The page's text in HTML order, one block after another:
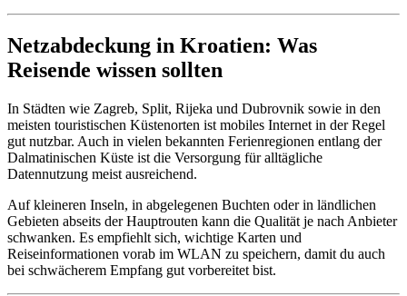
Netzabdeckung in Kroatien: Was
Reisende wissen sollten
In Städten wie Zagreb, Split, Rijeka und Dubrovnik sowie in den
meisten touristischen Küstenorten ist mobiles Internet in der Regel
gut nutzbar. Auch in vielen bekannten Ferienregionen entlang der
Dalmatinischen Küste ist die Versorgung für alltägliche
Datennutzung meist ausreichend.
Auf kleineren Inseln, in abgelegenen Buchten oder in ländlichen
Gebieten abseits der Hauptrouten kann die Qualität je nach Anbieter
schwanken. Es empfiehlt sich, wichtige Karten und
Reiseinformationen vorab im WLAN zu speichern, damit du auch
bei schwächerem Empfang gut vorbereitet bist.